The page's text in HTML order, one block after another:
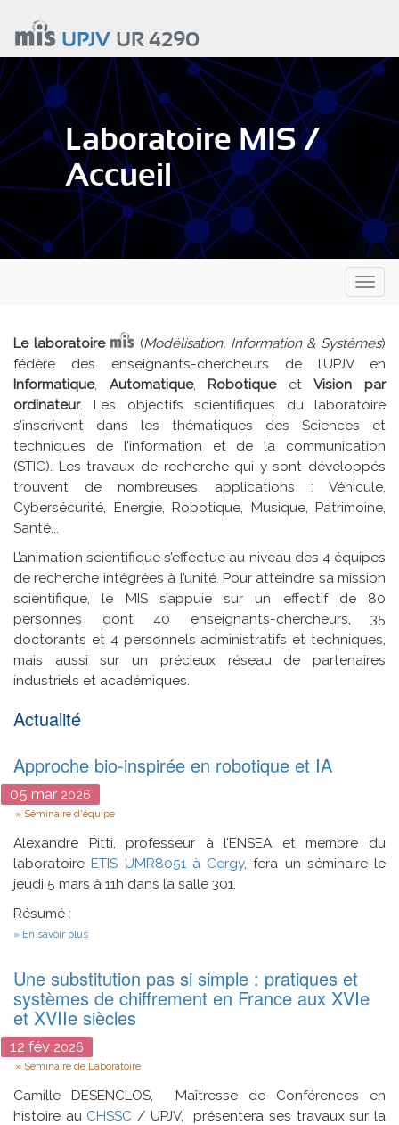
contenu
principal
UPJVUR 4290
Laboratoire MIS /
Accueil
Le laboratoire (Modélisation, Information & Systèmes)
fédère des enseignants-chercheurs de l’UPJV en
Informatique, Automatique, RobotiqueetVision par
ordinateur. Les objectifs scientifiques du laboratoire
s’inscrivent dans les thématiques des Sciences et
techniques de l’information et de la communication
(STIC). Les travaux de recherche qui y sont développés
trouvent de nombreuses applications : Véhicule,
Cybersécurité, Énergie, Robotique, Musique, Patrimoine,
Santé...
L’animation scientifique s’effectue au niveau des 4 équipes
de recherche intégrées à l’unité. Pour atteindre sa mission
scientifique, le MIS s’appuie sur un effectif de 80
personnes dont 40 enseignants-chercheurs, 35
doctorants et 4 personnels administratifs et techniques,
mais aussi sur un précieux réseau de partenaires
industriels et académiques.
Actualité
Approche bio-inspirée en robotique et IA
05 mar2026
Type
Séminaire d'équipe
Alexandre Pitti, professeur à l’ENSEA et membre du
laboratoireETIS UMR8051 à Cergy, fera un séminaire le
jeudi 5 mars à 11h dans la salle 301.
Résumé :
En savoir plus
inspirée
en
robotique
et
Une substitution pas si simple : pratiques et
systèmes de chiffrement en France aux XVIe
et XVIIe siècles
12 fév 2026
Type
Séminaire de Laboratoire
Camille DESENCLOS, Maîtresse de Conférences en
histoire au CHSSC / UPJV, présentera ses travaux sur la